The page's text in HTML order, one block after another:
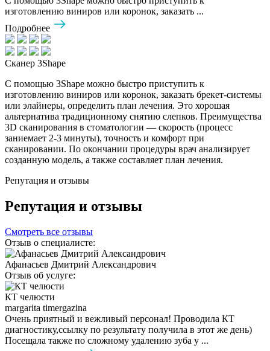
изготовлению виниров или коронок, заказать ...
Подробнее
Сканер 3Shape
С помощью 3Shape можно быстро приступить к
изготовлению виниров или коронок, заказать брекет-системы
или элайнеры, определить план лечения. Это хорошая
альтернатива традиционному снятию слепков. Преимущества
3D сканирования в стоматологии — скорость (процесс
заниемает 2-3 минуты), точность и комфорт при
сканировании. По окончании процедуры врач анализирует
созданную модель, а также составляет план лечения.
Репутация и отзывы
Репутация и отзывы
Смотреть все отзывы
Отзыв о специалисте:
Афанасьев Дмитрий Александрович
Отзыв об услуге:
КТ челюсти
margarita timergazina
Очень приятный и вежливый персонал! Проводила КТ
диагностику,ссылку по результату получила в этот же день)
Посещала также по сложному удалению зуба у ...